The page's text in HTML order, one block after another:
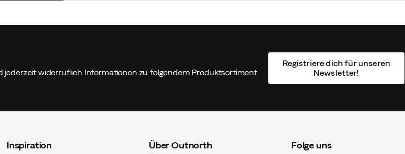
widerruflich Informationen zu folgendem Produktsortiment
Registriere dich für unseren
Newsletter!
Inspiration Über Outnorth Folge uns